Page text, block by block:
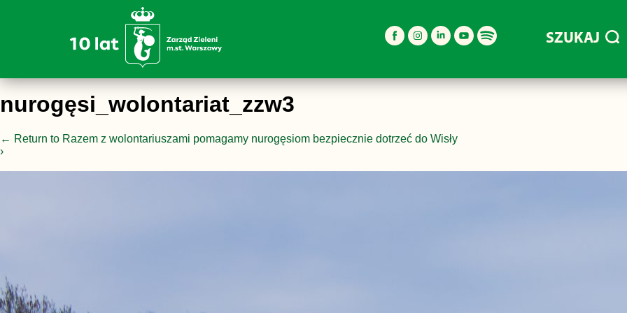
SZUKAJ
nurogęsi_wolontariat_zzw3
← Return to Razem z wolontariuszami pomagamy nurogęsiom bezpiecznie dotrzeć do Wisły
›